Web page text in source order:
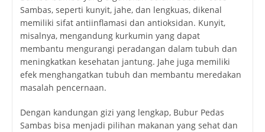
Sambas, seperti kunyit, jahe, dan lengkuas, dikenal
memiliki sifat antiinflamasi dan antioksidan. Kunyit,
misalnya, mengandung kurkumin yang dapat
membantu mengurangi peradangan dalam tubuh dan
meningkatkan kesehatan jantung. Jahe juga memiliki
efek menghangatkan tubuh dan membantu meredakan
masalah pencernaan.
Dengan kandungan gizi yang lengkap, Bubur Pedas
Sambas bisa menjadi pilihan makanan yang sehat dan